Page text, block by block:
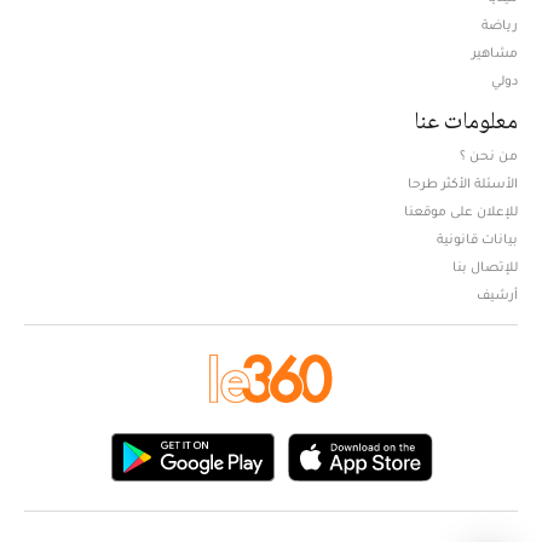
رياضة
مشاهير
دولي
معلومات عنا
من نحن ؟
الأسئلة الأكثر طرحا
للإعلان على موقعنا
بيانات قانونية
للإتصال بنا
أرشيف